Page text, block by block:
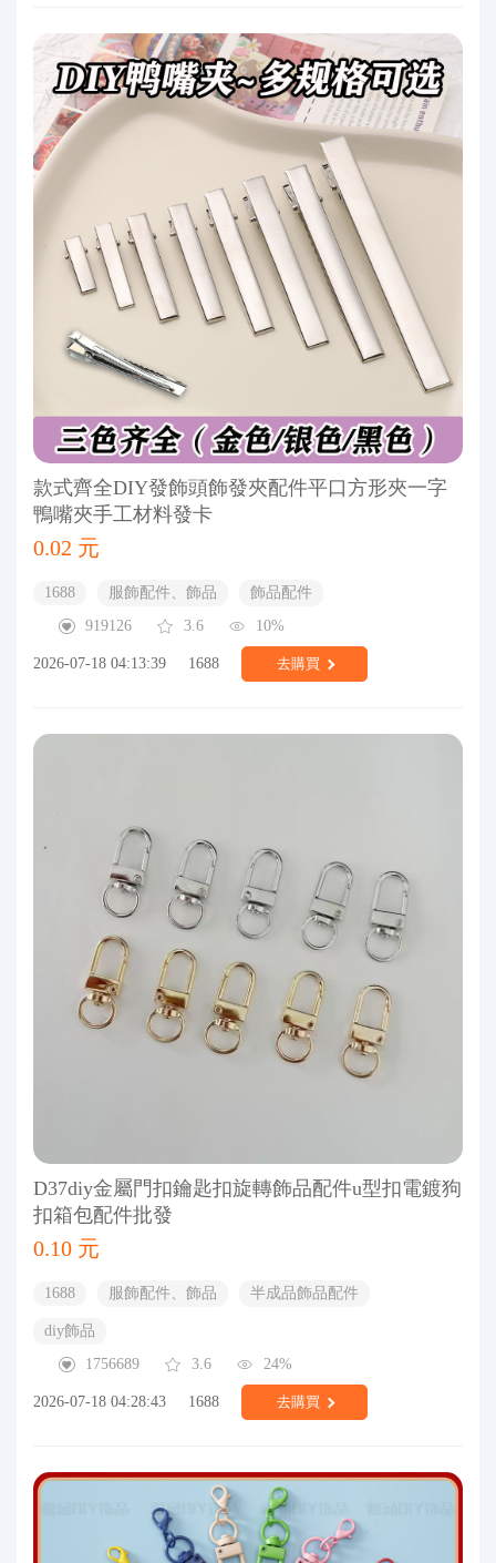
款式齊全DIY發飾頭飾發夾配件平口方形夾一字
鴨嘴夾手工材料發卡
0.02 元
1688 服飾配件、飾品
飾品配件
919126
3.6 10%
2026-07-18 04:13:39 1688 去購買
D37diy金屬門扣鑰匙扣旋轉飾品配件u型扣電鍍狗
扣箱包配件批發
0.10 元
1688 服飾配件、飾品 半成品飾品配件
diy飾品
1756689
3.6 24%
2026-07-18 04:28:43 1688 去購買